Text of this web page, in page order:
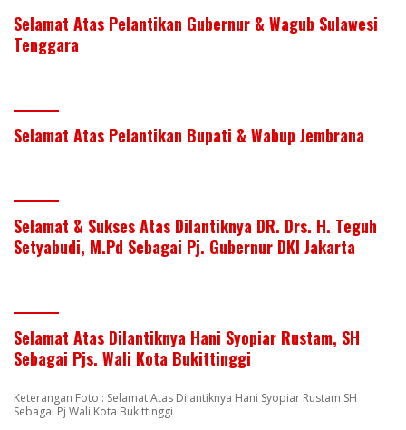
Selamat Atas Pelantikan Gubernur & Wagub Sulawesi
Tenggara
Selamat Atas Pelantikan Bupati & Wabup Jembrana
Selamat & Sukses Atas Dilantiknya DR. Drs. H. Teguh
Setyabudi, M.Pd Sebagai Pj. Gubernur DKI Jakarta
Selamat Atas Dilantiknya Hani Syopiar Rustam, SH
Sebagai Pjs. Wali Kota Bukittinggi
Keterangan Foto : Selamat Atas Dilantiknya Hani Syopiar Rustam SH
Sebagai Pj Wali Kota Bukittinggi